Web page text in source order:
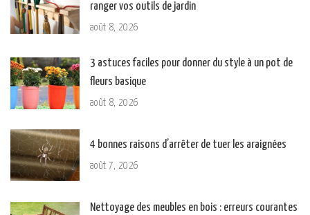
ranger vos outils de jardin
août 8, 2026
3 astuces faciles pour donner du style à un pot de
fleurs basique
août 8, 2026
4 bonnes raisons d’arrêter de tuer les araignées
août 7, 2026
Nettoyage des meubles en bois : erreurs courantes